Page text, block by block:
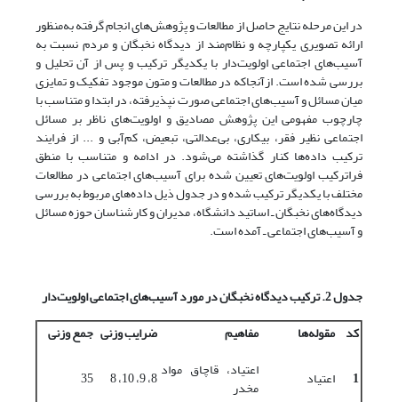
در این مرحله نتایج حاصل از مطالعات و پژوهش‌‌های انجام گرفته به‌منظور
ارائه تصویری یکپارچه و نظام‌‌مند از دیدگاه نخبگان و مردم نسبت به
آسیب‌های اجتماعی اولویت‌‌دار با یکدیگر ترکیب و پس از آن تحلیل و
بررسی شده‌‌ است. ازآنجاکه در مطالعات و متون موجود تفکیک و تمایزی
میان مسائل و آسیب‌های اجتماعی صورت نپذیرفته، در ابتدا و متناسب با
چارچوب مفهومی این پژوهش مصادیق و اولویت‌‌های ناظر بر مسائل
اجتماعی نظیر فقر، بیکاری، بی‌‌عدالتی، تبعیض، کم‌‌آبی و ... از فرایند
ترکیب داده‌‌ها کنار گذاشته می‌شود. در ادامه و متناسب با منطق
فراترکیب اولویت‌‌های تعیین شده برای آسیب‌های اجتماعی در مطالعات
مختلف با یکدیگر ترکیب شده ‌‌و در جدول ذیل داده‌‌های مربوط به بررسی
دیدگاه‌‌های نخبگان ـ اساتید دانشگاه، مدیران و کارشناسان حوزه مسائل
و آسیب‌های اجتماعی ـ آمده است.
جدول 2. ترکیب دیدگاه نخبگان در مورد آسیب‌های اجتماعی اولویت
دار
کد مقولهها مفاهیم ضرایب وزنی جمع وزنی
1
اعتیاد اعتیاد، قاچاق مواد
مخدر 8، 9، 10، 8
35